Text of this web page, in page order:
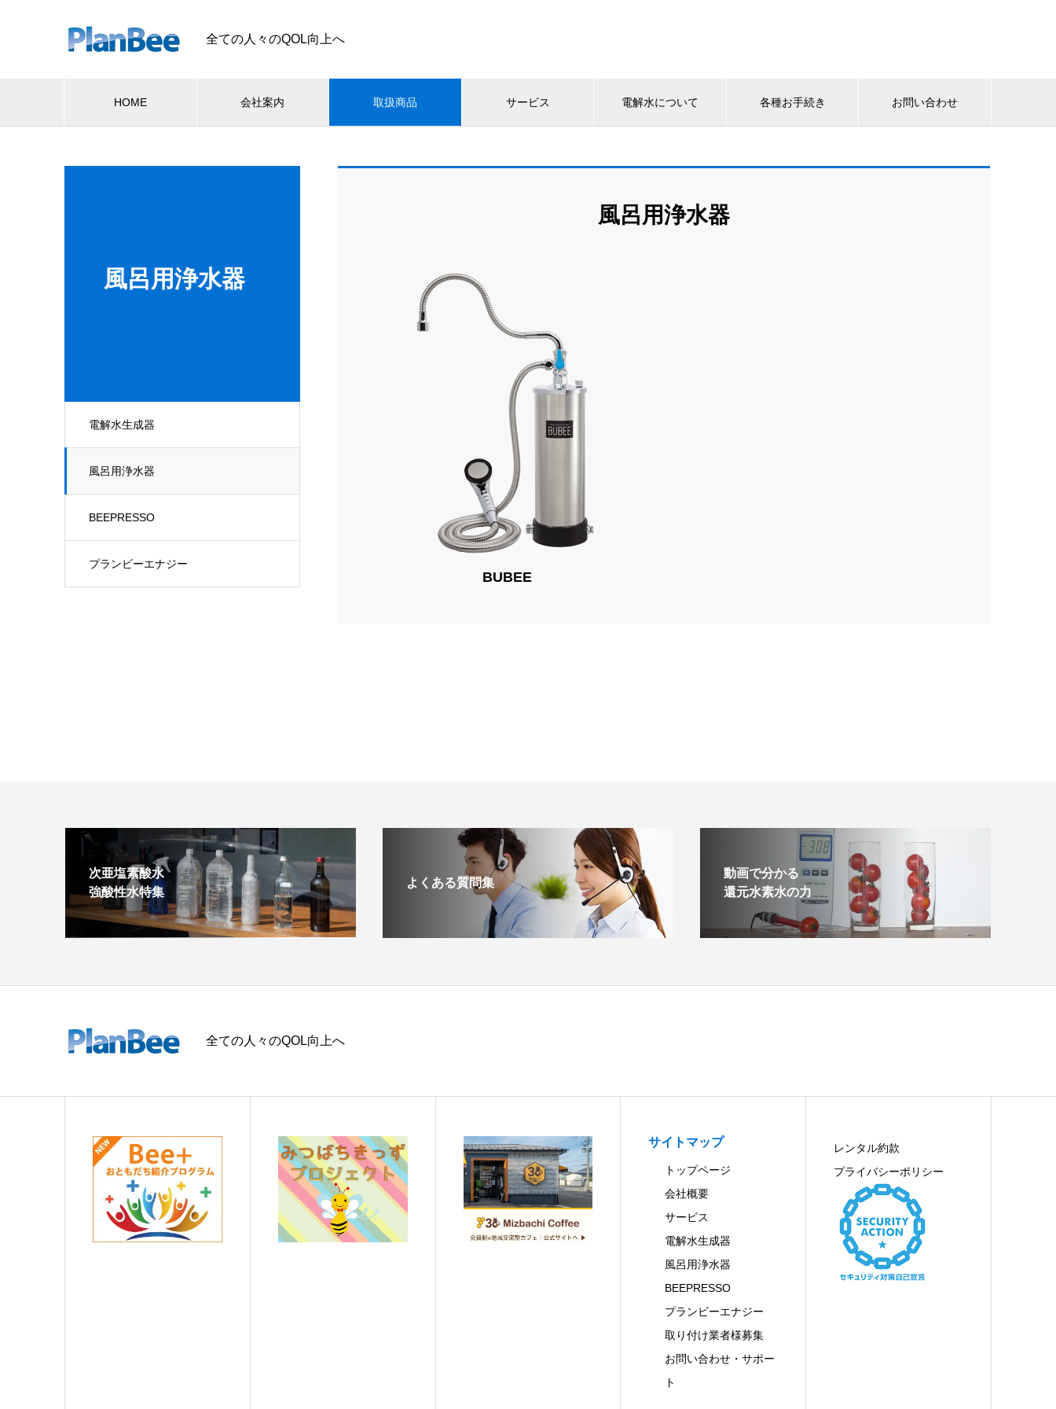
全ての人々のQOL向上へ
HOME 会社案内 取扱商品 サービス 電解水について 各種お手続き お問い合わせ
風呂用浄水器
電解水生成器
風呂用浄水器
BEEPRESSO
プランビーエナジー
風呂用浄水器
BUBEE
次亜塩素酸水
強酸性水特集
よくある質問集
動画で分かる
還元水素水の力
全ての人々のQOL向上へ
サイトマップ
トップページ
会社概要
サービス
電解水生成器
風呂用浄水器
BEEPRESSO
プランビーエナジー
取り付け業者様募集
お問い合わせ・サポー
ト
レンタル約款
プライバシーポリシー